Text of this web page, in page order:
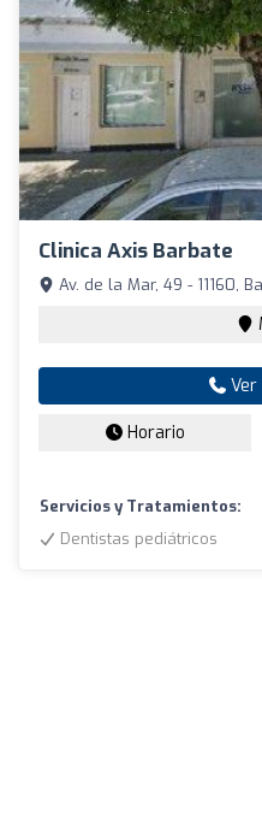
Clinica Axis Barbate
Av. de la Mar, 49 - 11160,
Horario
Servicios y Tratamientos:
Dentistas pediátricos